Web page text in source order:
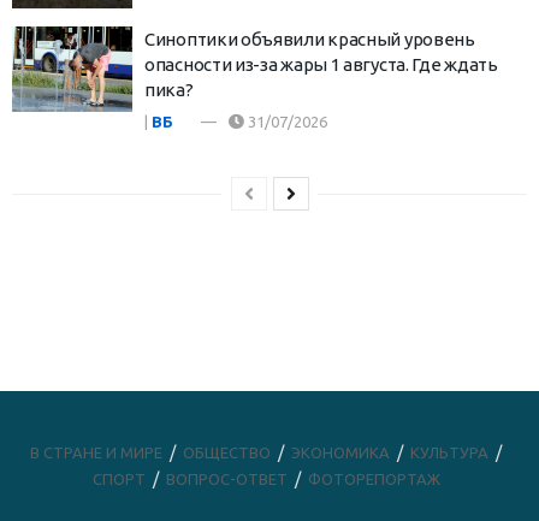
Синоптики объявили красный уровень
опасности из-за жары 1 августа. Где ждать
пика?
| ВБ 31/07/2026
В СТРАНЕ И МИРЕ ОБЩЕСТВО ЭКОНОМИКА
КУЛЬТУРА
СПОРТ
ВОПРОС-ОТВЕТ ФОТОРЕПОРТАЖ